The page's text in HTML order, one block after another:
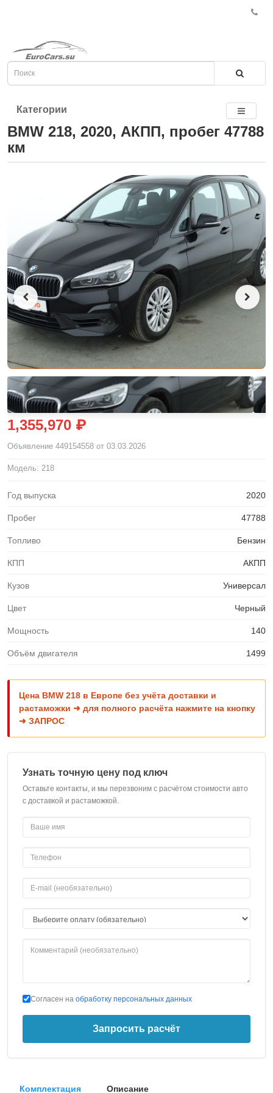
Категории
BMW 218, 2020, АКПП, пробег 47788
км
1,355,970 ₽
Объявление 449154558 от 03.03.2026
Модель: 218
Год выпуска 2020
Пробег 47788
Топливо Бензин
КПП АКПП
Кузов Универсал
Цвет Черный
Мощность 140
Объём двигателя 1499
Цена BMW 218 в Европе без учёта доставки и
растаможки ➜ для полного расчёта нажмите на кнопку
➜ ЗАПРОС
Узнать точную цену под ключ
Оставьте контакты, и мы перезвоним с расчётом стоимости авто
с доставкой и растаможкой.
Согласен на обработку персональных данных
Запросить расчёт
Комплектация Описание